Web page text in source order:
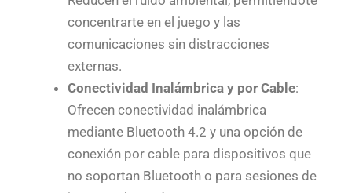
concentrarte en el juego y las
comunicaciones sin distracciones
externas.
Conectividad Inalámbrica y por Cable:
Ofrecen conectividad inalámbrica
mediante Bluetooth 4.2 y una opción de
conexión por cable para dispositivos que
no soportan Bluetooth o para sesiones de